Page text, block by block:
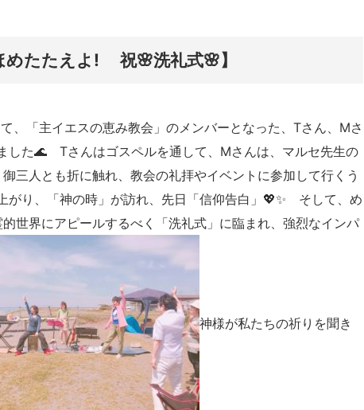
めたたえよ! 祝🌸洗礼式🌸】
、「主イエスの恵み教会」のメンバーとなった、Tさん、Mさ
した🌊 Tさんはゴスペルを通して、Mさんは、マルセ先生の
三人とも折に触れ、教会の礼拝やイベントに参加して行くう
がり、「神の時」が訪れ、先日「信仰告白」💖✨ そして、め
世界にアピールするべく「洗礼式」に臨まれ、強烈なインパ
神様が私たちの祈りを聞き